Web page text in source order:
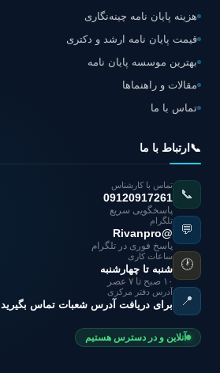
هزینه پایان نامه چینه‌نگاری
قیمت پایان نامه ارشد و دکتری
بهترین موسسه پایان نامه
مقالات و راهنماها
تماس با ما
📞 ارتباط با ما
📞
تماس با کارشناس
09120917261
پاسخگویی سریع
💬
تلگرام
@Rivanpro
پاسخ فوری در تلگرام
🕐
ساعات کاری
شنبه تا چهارشنبه
۱۰ صبح تا ۷ عصر
📍
آدرس دفتر مرکزی
برای دریافت آدرس شعبات تماس بگیرید
آنلاین و در دسترس هستیم